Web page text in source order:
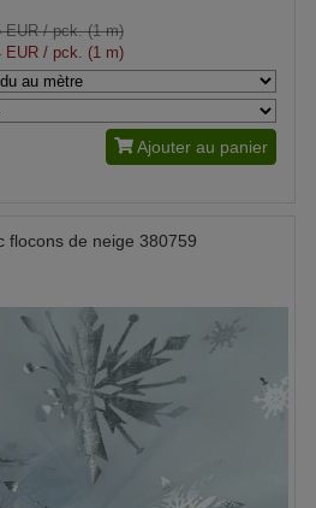
EUR/ pck. (1 m)
EUR/ pck. (1 m)
Ajouter au panier
flocons de neige 380759